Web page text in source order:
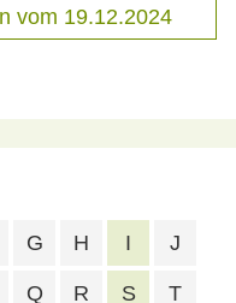
vom 19.12.2024
G H I J
Q R S T